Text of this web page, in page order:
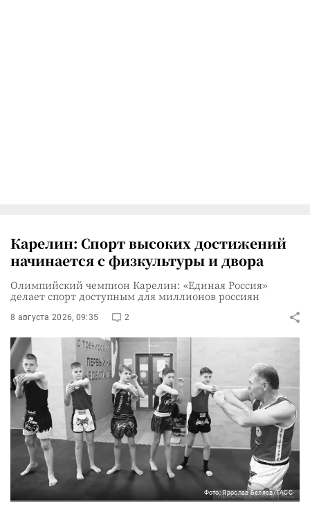
Карелин: Спорт высоких достижений
начинается с физкультуры и двора
Олимпийский чемпион Карелин: «Единая Россия»
делает спорт доступным для миллионов россиян
8 августа 2026, 09:35 2
Фото: Ярослав Беляев/ТАСС